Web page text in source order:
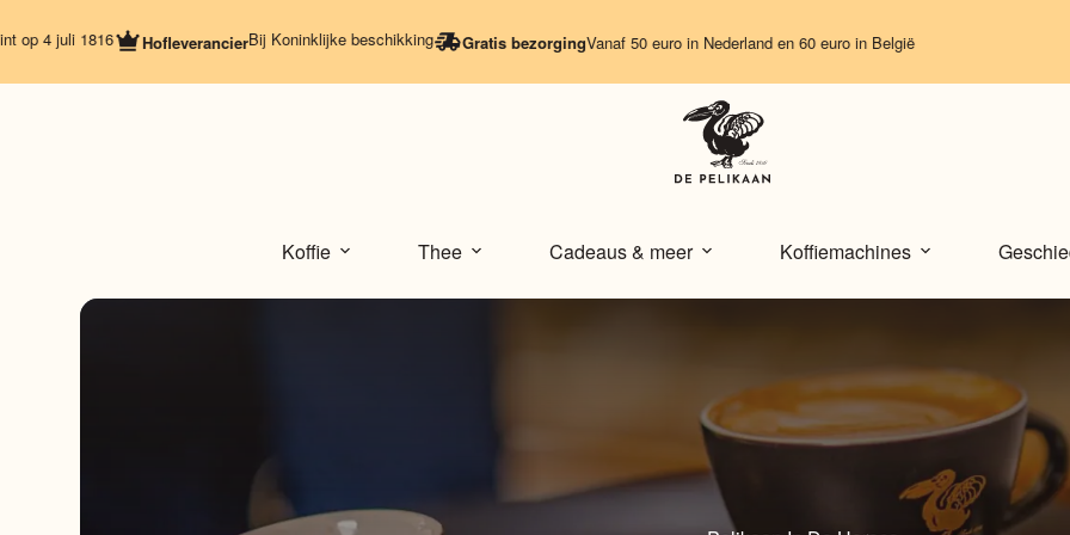
naar
1816 HofleverancierBij Koninklijke beschikking Gratis bezorgingVanaf 50 euro in Nederland en 60 euro in België
Koffie Thee Cadeaus & meer Koffiemachines